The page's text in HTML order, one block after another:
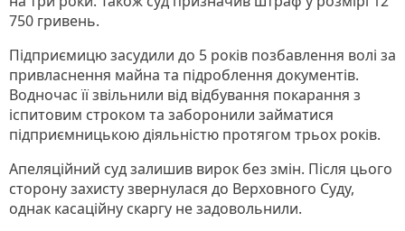
750 гривень.
Підприємицю засудили до 5 років позбавлення волі за
привласнення майна та підроблення документів.
Водночас її звільнили від відбування покарання з
іспитовим строком та заборонили займатися
підприємницькою діяльністю протягом трьох років.
Апеляційний суд залишив вирок без змін. Після цього
сторону захисту звернулася до Верховного Суду,
однак касаційну скаргу не задовольнили.